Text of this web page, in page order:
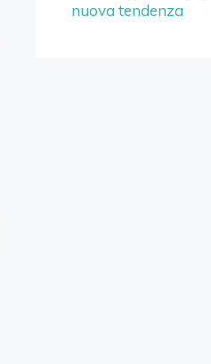
nuova tendenza